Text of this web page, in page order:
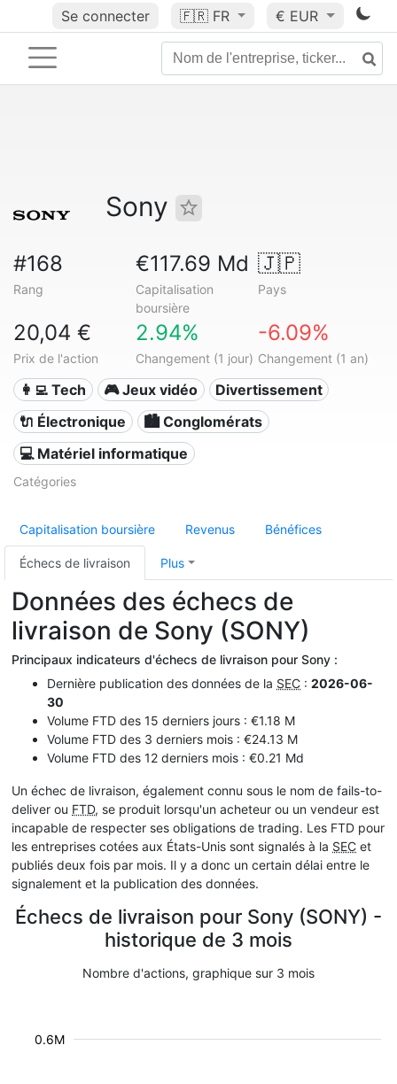
Se connecter 🇫🇷 FR € EUR
Sony
#168
Rang
€117.69 Md
Capitalisation
boursière
🇯🇵
Pays
20,04 €
Prix de l'action
2.94%
Changement (1 jour)
-6.09%
Changement (1 an)
👩‍💻 Tech 🎮 Jeux vidéo
Divertissement
🔌 Électronique
🏙 Conglomérats
💻 Matériel informatique
Catégories
Capitalisation boursière Revenus Bénéfices
Échecs de livraison Plus
Données des échecs de
livraison de Sony (SONY)
Principaux indicateurs d'échecs de livraison pour Sony :
Dernière publication des données de la SEC : 2026-06-
30
Volume FTD des 15 derniers jours : €1.18 M
Volume FTD des 3 derniers mois : €24.13 M
Volume FTD des 12 derniers mois : €0.21 Md
Un échec de livraison, également connu sous le nom de fails-to-
deliver ou FTD, se produit lorsqu'un acheteur ou un vendeur est
incapable de respecter ses obligations de trading. Les FTD pour
les entreprises cotées aux États-Unis sont signalés à la SEC et
publiés deux fois par mois. Il y a donc un certain délai entre le
signalement et la publication des données.
Échecs de livraison pour Sony (SONY) -
historique de 3 mois
Nombre d'actions, graphique sur 3 mois
0.6M